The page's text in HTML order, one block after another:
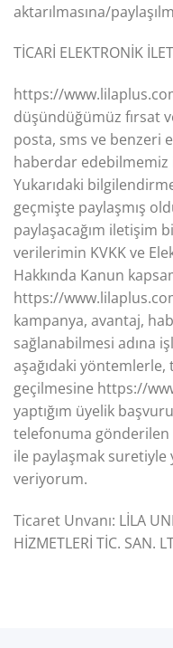
aktarılmasına/
TİCARİ ELEKTRONİK
https://
düşündüğümüz fırsat
posta, sms ve benzeri
haberdar
Yukarıdaki
geçmişte paylaşmış
paylaşacağım iletişim
verilerimin KVKK ve
Hakkında Kanun
https://
kampanya, avantaj,
sağlanabilmesi adına
aşağıdaki
geçilmesine https://
yaptığım üyelik
telefonuma gönderilen
ile paylaşmak suretiyle
veriyorum.
Ticaret Unvanı: LİLA
HİZMETLERİ TİC. SAN.